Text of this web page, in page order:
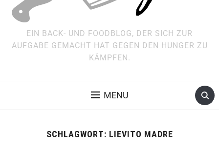
EIN BACK- UND FOODBLOG, DER SICH ZUR
AUFGABE GEMACHT HAT GEGEN DEN HUNGER ZU
KÄMPFEN.
MENU
SCHLAGWORT: LIEVITO MADRE